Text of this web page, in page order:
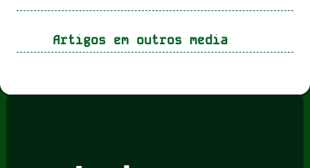
Artigos em outros media